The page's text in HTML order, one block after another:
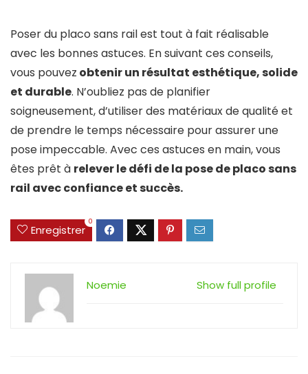
Poser du placo sans rail est tout à fait réalisable
avec les bonnes astuces. En suivant ces conseils,
vous pouvez obtenir un résultat esthétique, solide
et durable. N’oubliez pas de planifier
soigneusement, d’utiliser des matériaux de qualité et
de prendre le temps nécessaire pour assurer une
pose impeccable. Avec ces astuces en main, vous
êtes prêt à relever le défi de la pose de placo sans
rail avec confiance et succès.
Enregistrer
0
Show full profile
Noemie